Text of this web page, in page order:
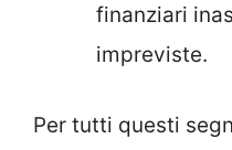
finanziari
impreviste.
Per tutti questi